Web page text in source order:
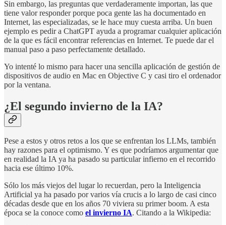
Sin embargo, las preguntas que verdaderamente importan, las que
tiene valor responder porque poca gente las ha documentado en
Internet, las especializadas, se le hace muy cuesta arriba. Un buen
ejemplo es pedir a ChatGPT ayuda a programar cualquier aplicación
de la que es fácil encontrar referencias en Internet. Te puede dar el
manual paso a paso perfectamente detallado.
Yo intenté lo mismo para hacer una sencilla aplicación de gestión de
dispositivos de audio en Mac en Objective C y casi tiro el ordenador
por la ventana.
¿El segundo invierno de la IA?
Pese a estos y otros retos a los que se enfrentan los LLMs, también
hay razones para el optimismo. Y es que podríamos argumentar que
en realidad la IA ya ha pasado su particular infierno en el recorrido
hacia ese último 10%.
Sólo los más viejos del lugar lo recuerdan, pero la Inteligencia
Artificial ya ha pasado por varios vía crucis a lo largo de casi cinco
décadas desde que en los años 70 viviera su primer boom. A esta
época se la conoce como el invierno IA. Citando a la Wikipedia: